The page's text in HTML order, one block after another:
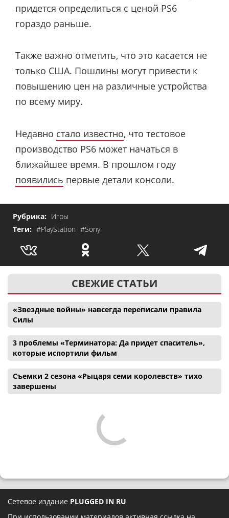
придется определиться с ценой PS6
гораздо раньше.
Также важно отметить, что это касается не
только США. Пошлины могут привести к
повышению цен на различные устройства
по всему миру.
Недавно стало известно, что тестовое
производство PS6 может начаться в
ближайшее время. В прошлом году
появились первые детали консоли.
Рубрика: Игры
Теги: #PlayStation #Sony
СВЕЖИЕ СТАТЬИ
«Звездные войны» навсегда переписали правила
Силы
3 проблемы «Терминатора: Да придет спаситель»,
которые испортили фильм
Съемки 2 сезона «Рыцаря семи королевств» тихо
завершены
Сетевое издание PLUGGED IN RU